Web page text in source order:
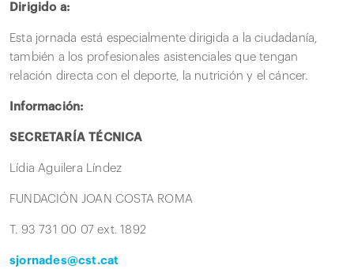
Dirigido a:
Esta jornada está especialmente dirigida a la ciudadanía,
también a los profesionales asistenciales que tengan
relación directa con el deporte, la nutrición y el cáncer.
Información:
SECRETARÍA TÉCNICA
Lídia Aguilera Líndez
FUNDACIÓN JOAN COSTA ROMA
T. 93 731 00 07 ext. 1892
sjornades@cst.cat